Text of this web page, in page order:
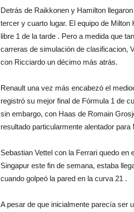
Detrás de Raikkonen y Hamilton
tercer y cuarto lugar. El equipo de
libre 1 de la tarde . Pero a medida que
carreras de simulación de clasificacion,
con Ricciardo un décimo más atrás.
Renault una vez más encabezó el
registró su mejor final de Fórmula 1 de
sin embargo, con Haas de Romain
resultado particularmente alentador
Sebastian Vettel con la Ferrari quedo
Singapur este fin de semana, estaba
cuando golpeó la pared en la curva 21 .
A pesar de que inicialmente parecía ser